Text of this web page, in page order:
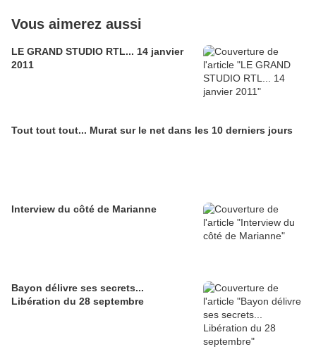
Vous aimerez aussi
LE GRAND STUDIO RTL... 14 janvier
2011
Tout tout tout... Murat sur le net dans les 10 derniers jours
Interview du côté de Marianne
Bayon délivre ses secrets...
Libération du 28 septembre